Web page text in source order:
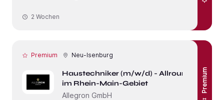
2 Wochen
Premium Neu-Isenburg
Haustechniker (m/w/d) - Allrounder
im Rhein-Main-Gebiet
Allegron GmbH
Premium